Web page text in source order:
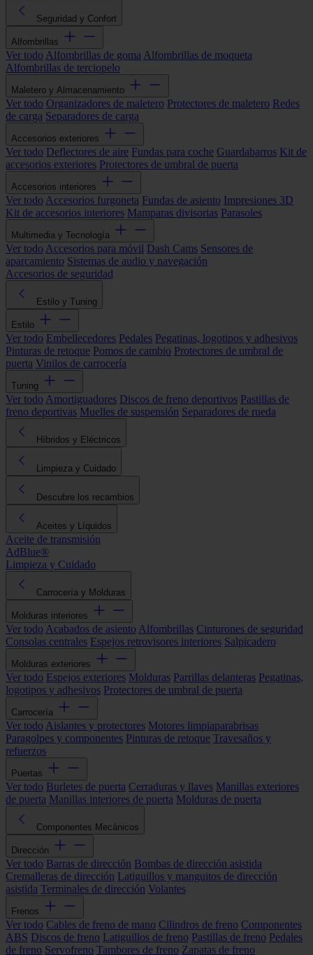
Seguridad y Confort
Alfombrillas
Ver todo Alfombrillas de goma Alfombrillas de moqueta
Alfombrillas de terciopelo
Maletero y Almacenamiento
Ver todo Organizadores de maletero Protectores de maletero Redes
de carga Separadores de carga
Accesorios exteriores
Ver todo Deflectores de aire Fundas para coche Guardabarros Kit de
accesorios exteriores Protectores de umbral de puerta
Accesorios interiores
Ver todo Accesorios furgoneta Fundas de asiento Impresiones 3D
Kit de accesorios interiores Mamparas divisorias Parasoles
Multimedia y Tecnología
Ver todo Accesorios para móvil Dash Cams Sensores de
aparcamiento Sistemas de audio y navegación
Accesorios de seguridad
Estilo y Tuning
Estilo
Ver todo Embellecedores Pedales Pegatinas, logotipos y adhesivos
Pinturas de retoque Pomos de cambio Protectores de umbral de
puerta Vinilos de carrocería
Tuning
Ver todo Amortiguadores Discos de freno deportivos Pastillas de
freno deportivas Muelles de suspensión Separadores de rueda
Híbridos y Eléctricos
Limpieza y Cuidado
Descubre los recambios
Aceites y Líquidos
Aceite de transmisión
AdBlue®
Limpieza y Cuidado
Carrocería y Molduras
Molduras interiores
Ver todo Acabados de asiento Alfombrillas Cinturones de seguridad
Consolas centrales Espejos retrovisores interiores Salpicadero
Molduras exteriores
Ver todo Espejos exteriores Molduras Parrillas delanteras Pegatinas,
logotipos y adhesivos Protectores de umbral de puerta
Carrocería
Ver todo Aislantes y protectores Motores limpiaparabrisas
Paragolpes y componentes Pinturas de retoque Travesaños y
refuerzos
Puertas
Ver todo Burletes de puerta Cerraduras y llaves Manillas exteriores
de puerta Manillas interiores de puerta Molduras de puerta
Componentes Mecánicos
Dirección
Ver todo Barras de dirección Bombas de dirección asistida
Cremalleras de dirección Latiguillos y manguitos de dirección
asistida Terminales de dirección Volantes
Frenos
Ver todo Cables de freno de mano Cilindros de freno Componentes
ABS Discos de freno Latiguillos de freno Pastillas de freno Pedales
de freno Servofreno Tambores de freno Zapatas de freno